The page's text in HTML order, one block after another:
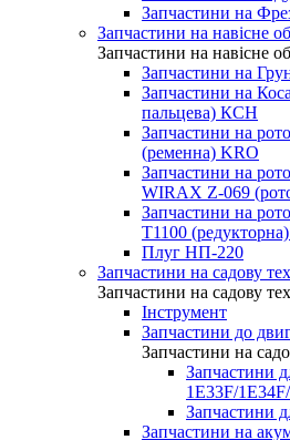
Запчастини на
Запчастини на навісне
Запчастини на навісне
Запчастини на
Запчастини на
пальцева) КСН
Запчастини на
(ременна) KRO
Запчастини на
WIRAX Z-069
Запчастини на
T1100
Плуг НП-220
Запчастини на садову
Запчастини на садову
Інструмент
Запчастини до
Запчастини на
Запчастини
1Е33F/
Запчастини
Запчастини на